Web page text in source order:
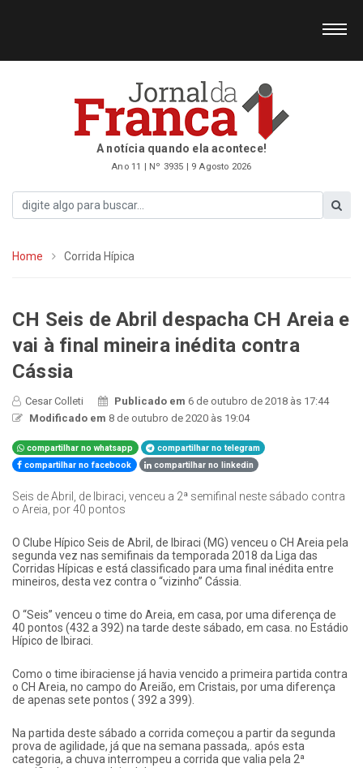
A notícia quando ela acontece!
Ano 11 | Nº 3935 | 9 Agosto 2026
Home Corrida Hípica
CH Seis de Abril despacha CH Areia e
vai à final mineira inédita contra
Cássia
Cesar Colleti Publicado em6 de outubro de 2018 às 17:44
Modificado em 8 de outubro de 2020 às 19:04
compartilhar no whatsapp
compartilhar no telegram
compartilhar no facebook
compartilhar no linkedin
Seis de Abril, de Ibiraci, venceu a 2ª semifinal neste sábado contra
o Areia, por 40 pontos
​O Clube Hípico Seis de Abril, de Ibiraci (MG) venceu o CH Areia pela
segunda vez nas semifinais da temporada 2018 da Liga das
Corridas Hípicas e está classificado para uma final inédita entre
mineiros, desta vez contra o “vizinho” Cássia.
O “Seis” venceu o time do Areia, em casa, por uma diferença de
40 pontos (432 a 392) na tarde deste sábado, em casa. no Estádio
Hípico de Ibiraci.
Como o time ibiraciense já havia vencido a primeira partida contra
o CH Areia, no campo do Areião, em Cristais, por uma diferença
de apenas sete pontos ( 392 a 399).
Na partida deste sábado a corrida começou a partir da segunda
prova de agilidade, já que na semana passada,. após esta
categoria, a chuva interrompeu a corrida que valia pela 2ª